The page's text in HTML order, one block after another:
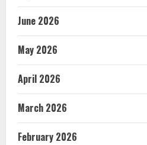
June 2026
May 2026
April 2026
March 2026
February 2026